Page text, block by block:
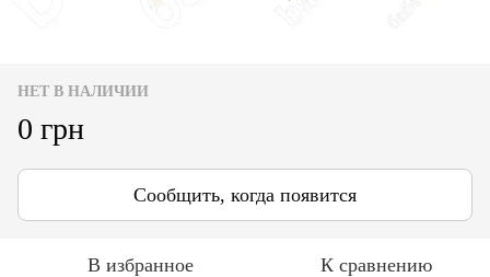
НЕТ В НАЛИЧИИ
0 грн
Сообщить, когда появится
В избранное К сравнению